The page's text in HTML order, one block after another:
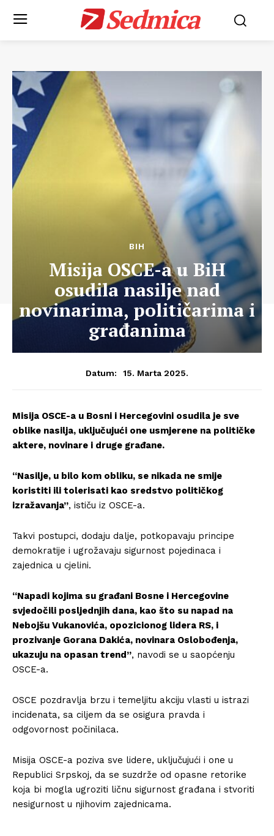
Sedmica
BIH
Misija OSCE-a u BiH
osudila nasilje nad
novinarima, političarima i
građanima
Datum: 15. Marta 2025.
Misija OSCE-a u Bosni i Hercegovini osudila je sve
oblike nasilja, uključujući one usmjerene na političke
aktere, novinare i druge građane.
“Nasilje, u bilo kom obliku, se nikada ne smije
koristiti ili tolerisati kao sredstvo političkog
izražavanja”, ističu iz OSCE-a.
Takvi postupci, dodaju dalje, potkopavaju principe
demokratije i ugrožavaju sigurnost pojedinaca i
zajednica u cjelini.
“Napadi kojima su građani Bosne i Hercegovine
svjedočili posljednjih dana, kao što su napad na
Nebojšu Vukanovića, opozicionog lidera RS, i
prozivanje Gorana Dakića, novinara Oslobođenja,
ukazuju na opasan trend”, navodi se u saopćenju
OSCE-a.
OSCE pozdravlja brzu i temeljitu akciju vlasti u istrazi
incidenata, sa ciljem da se osigura pravda i
odgovornost počinilaca.
Misija OSCE-a poziva sve lidere, uključujući i one u
Republici Srpskoj, da se suzdrže od opasne retorike
koja bi mogla ugroziti ličnu sigurnost građana i stvoriti
nesigurnost u njihovim zajednicama.